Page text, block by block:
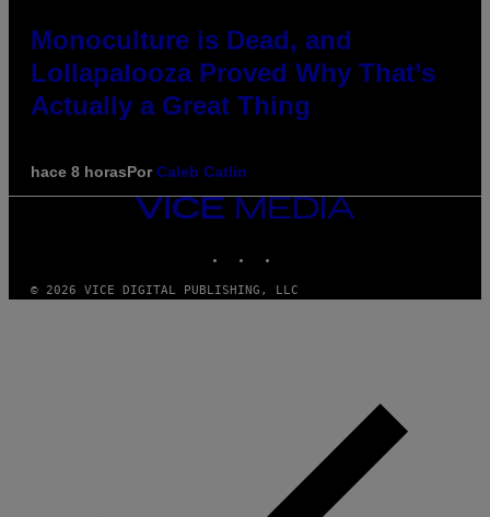
Monoculture is Dead, and
Lollapalooza Proved Why That’s
Actually a Great Thing
hace 8 horasPorCaleb Catlin
VICE
MEDIA
© 2026 VICE DIGITAL PUBLISHING, LLC